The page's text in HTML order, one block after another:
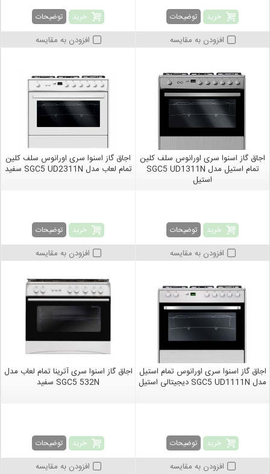
خرید توضیحات
افزودن به مقایسه
خرید توضیحات
افزودن به مقایسه
اجاق گاز اسنوا سری اورانوس سلف کلین
تمام استیل مدل SGC5 UD1311N
استیل
خرید توضیحات
افزودن به مقایسه
اجاق گاز اسنوا سری اورانوس سلف کلین
تمام لعاب مدل SGC5 UD2311N سفید
خرید توضیحات
افزودن به مقایسه
اجاق گاز اسنوا سری اورانوس تمام استیل
مدل SGC5 UD1111N دیجیتالی استیل
خرید توضیحات
افزودن به مقایسه
اجاق گاز اسنوا سری آترینا تمام لعاب مدل
SGC5 532N سفید
خرید توضیحات
افزودن به مقایسه